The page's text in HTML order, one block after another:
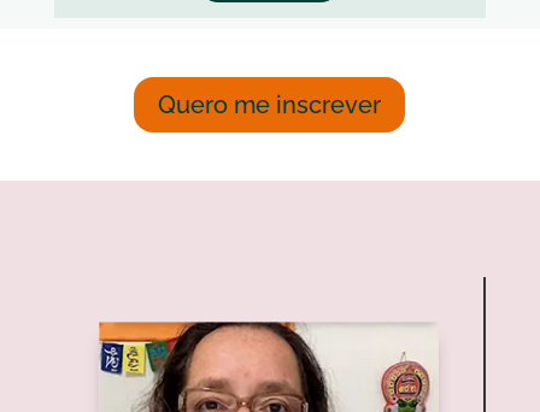
Quero me inscrever